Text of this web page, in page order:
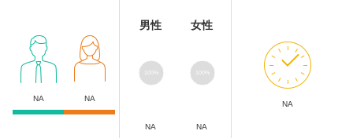
NA NA
男性
NA
女性
NA
NA